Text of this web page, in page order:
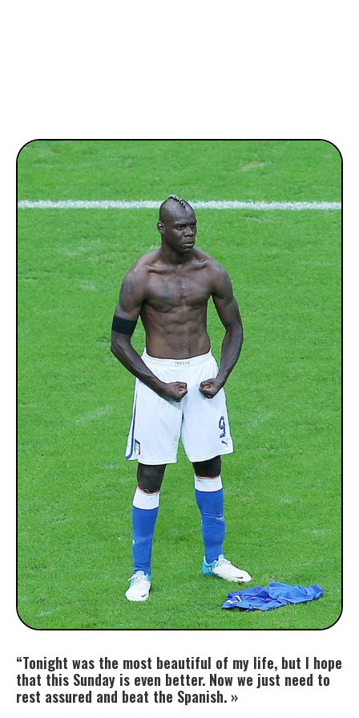
“Tonight was the most beautiful of my life, but I hope
that this Sunday is even better. Now we just need to
rest assured and beat the Spanish. »